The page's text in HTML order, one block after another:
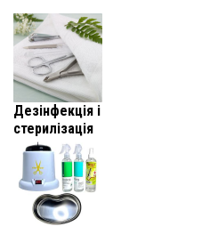
Дезінфекція і
стерилізація